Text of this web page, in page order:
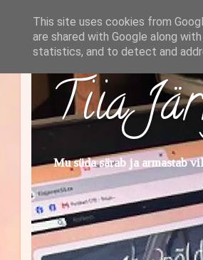
Tiia
Mu süda särab ja armastab
This site uses cookies from
are shared with Google along
statistics, and to detect and